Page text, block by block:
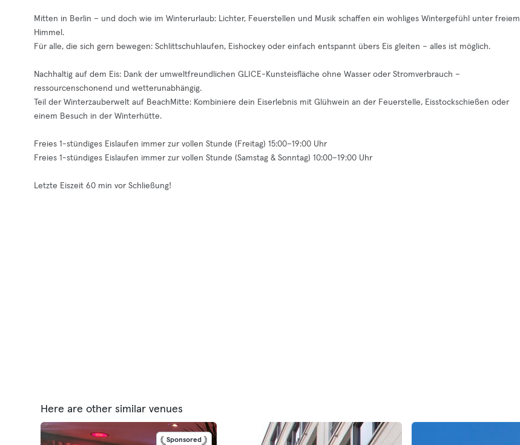
Mitten in Berlin – und doch wie im Winterurlaub: Lichter, Feuerstellen und Musik schaffen ein wohliges Wintergefühl unter freiem
Himmel.
Für alle, die sich gern bewegen: Schlittschuhlaufen, Eishockey oder einfach entspannt übers Eis gleiten – alles ist möglich.
Nachhaltig auf dem Eis: Dank der umweltfreundlichen GLICE-Kunsteisfläche ohne Wasser oder Stromverbrauch –
ressourcenschonend und wetterunabhängig.
Teil der Winterzauberwelt auf BeachMitte: Kombiniere dein Eiserlebnis mit Glühwein an der Feuerstelle, Eisstockschießen oder
einem Besuch in der Winterhütte.
Freies 1-stündiges Eislaufen immer zur vollen Stunde (Freitag) 15:00–19:00 Uhr
Freies 1-stündiges Eislaufen immer zur vollen Stunde (Samstag & Sonntag) 10:00–19:00 Uhr
Letzte Eiszeit 60 min vor Schließung!
Here are other similar venues
Sponsored